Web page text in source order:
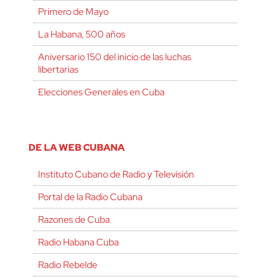
Primero de Mayo
La Habana, 500 años
Aniversario 150 del inicio de las luchas
libertarias
Elecciones Generales en Cuba
DE LA WEB CUBANA
Instituto Cubano de Radio y Televisión
Portal de la Radio Cubana
Razones de Cuba
Radio Habana Cuba
Radio Rebelde